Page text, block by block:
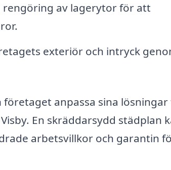
rengöring av lagerytor för att
exteriör och intryck
anpassa sina
En skräddarsydd städplan
arbetsvillkor och garantin